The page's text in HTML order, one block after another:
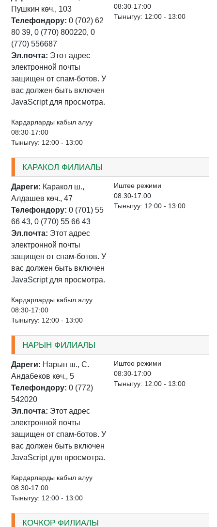
Пушкин кѳч., 103
Телефондору: 0 (702) 62
80 39, 0 (770) 800220, 0
(770) 556687
Эл.почта: Этот адрес
электронной почты
защищен от спам-ботов. У
вас должен быть включен
JavaScript для просмотра.
08:30-17:00
Тыныгуу: 12:00 - 13:00
Кардарларды кабыл алуу
08:30-17:00
Тыныгуу: 12:00 - 13:00
КАРАКОЛ ФИЛИАЛЫ
Дареги: Каракол ш.,
Алдашев кѳч., 47
Телефондору: 0 (701) 55
66 43, 0 (770) 55 66 43
Эл.почта: Этот адрес
электронной почты
защищен от спам-ботов. У
вас должен быть включен
JavaScript для просмотра.
Иштѳѳ режими
08:30-17:00
Тыныгуу: 12:00 - 13:00
Кардарларды кабыл алуу
08:30-17:00
Тыныгуу: 12:00 - 13:00
НАРЫН ФИЛИАЛЫ
Дареги: Нарын ш., С.
Андабеков кѳч., 5
Телефондору: 0 (772)
542020
Эл.почта: Этот адрес
электронной почты
защищен от спам-ботов. У
вас должен быть включен
JavaScript для просмотра.
Иштѳѳ режими
08:30-17:00
Тыныгуу: 12:00 - 13:00
Кардарларды кабыл алуу
08:30-17:00
Тыныгуу: 12:00 - 13:00
КОЧКОР ФИЛИАЛЫ